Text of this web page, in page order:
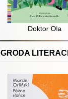
czystka etniczna
Doktor Ola